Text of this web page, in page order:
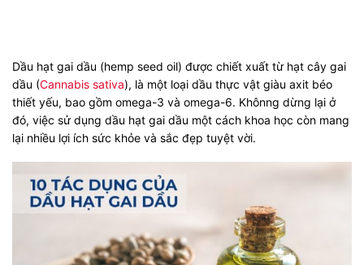
Dầu hạt gai dầu (hemp seed oil) được chiết xuất từ hạt cây gai
dầu (Cannabis sativa), là một loại dầu thực vật giàu axit béo
thiết yếu, bao gồm omega-3 và omega-6. Khônng dừng lại ở
đó, việc sử dụng dầu hạt gai dầu một cách khoa học còn mang
lại nhiều lợi ích sức khỏe và sắc đẹp tuyệt vời.